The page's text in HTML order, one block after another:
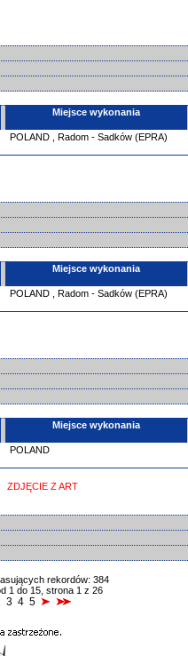
Miejsce wykonania
POLAND Radom - Sadków (EPRA)
Miejsce wykonania
POLAND Radom - Sadków (EPRA)
Miejsce wykonania
POLAND
ZDJĘCIE Z ART
rekordów: 384
1 do 15, strona 1 z 26
3 4 5